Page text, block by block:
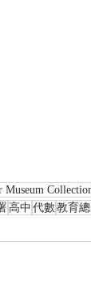
Museum
高中 代數教育